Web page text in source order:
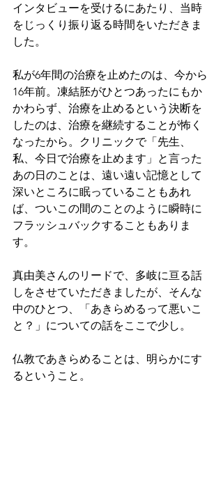
インタビューを受けるにあたり、当時
をじっくり振り返る時間をいただきま
した。
私が6年間の治療を止めたのは、今から
16年前。凍結胚がひとつあったにもか
かわらず、治療を止めるという決断を
したのは、治療を継続することが怖く
なったから。クリニックで「先生、
私、今日で治療を止めます」と言った
あの日のことは、遠い遠い記憶として
深いところに眠っていることもあれ
ば、ついこの間のことのように瞬時に
フラッシュバックすることもありま
す。
真由美さんのリードで、多岐に亘る話
しをさせていただきましたが、そんな
中のひとつ、「あきらめるって悪いこ
と？」についての話をここで少し。
仏教であきらめることは、明らかにす
るということ。